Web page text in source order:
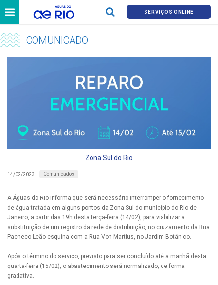
SERVIÇOS ONLINE
COMUNICADO
Zona Sul do Rio
14/02/2023 Comunicados
A Águas do Rio informa que será necessário interromper o fornecimento
de água tratada em alguns pontos da Zona Sul do município do Rio de
Janeiro, a partir das 19h desta terça-feira (14/02), para viabilizar a
substituição de um registro da rede de distribuição, no cruzamento da Rua
Pacheco Leão esquina com a Rua Von Martius, no Jardim Botânico.
Após o término do serviço, previsto para ser concluído até a manhã desta
quarta-feira (15/02), o abastecimento será normalizado, de forma
gradativa.